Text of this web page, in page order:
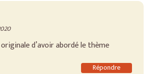
d’avoir abordé le thème
Répondre